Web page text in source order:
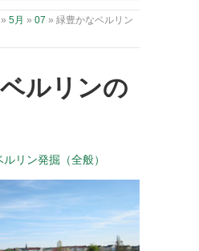
» 5月 » 07 » 緑豊かなベルリン
ルリンの
ルリン発掘（全般）